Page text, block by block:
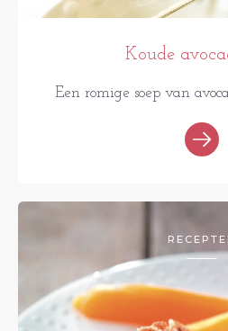
Koude
Een romige soep van